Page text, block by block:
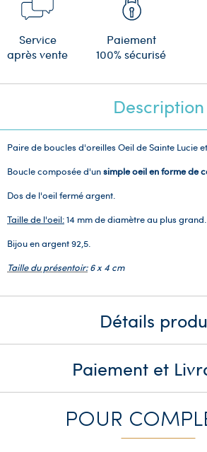
Service
après vente
Paiement
100% sécurisé
Description
Paire de boucles d'oreilles Oeil de Sainte Lucie
Boucle composée d'unsimple oeil en forme de
Dos de l'oeil fermé argent.
Taille de l'oeil:14 mm de diamètre au plus grand.
Bijou en argent 92,5.
Taille du présentoir:6 x 4 cm
Détails
Paiement et
POUR